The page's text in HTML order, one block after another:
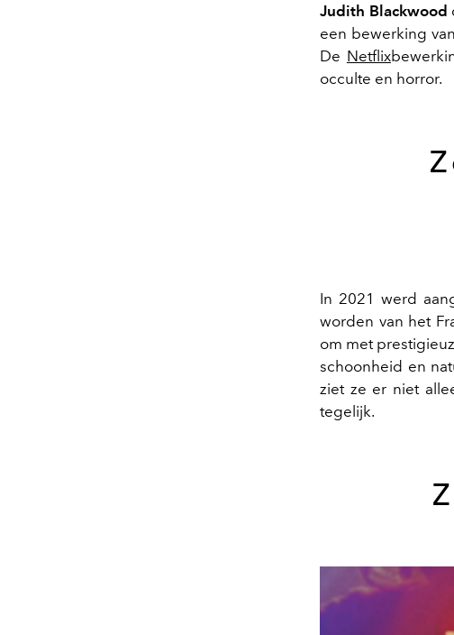
Judith Blackwood
een bewerking
De Netflix
occulte en horror.
In 2021 werd
worden van het
om met
schoonheid en
ziet ze er niet
tegelijk.